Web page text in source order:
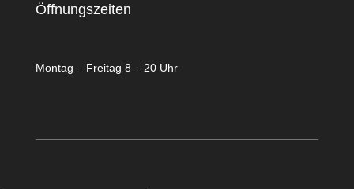
Öffnungszeiten
Montag – Freitag 8 – 20 Uhr